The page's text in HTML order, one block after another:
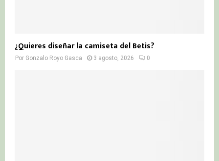
¿Quieres diseñar la camiseta del Betis?
Por Gonzalo Royo Gasca 3 agosto, 2026 0